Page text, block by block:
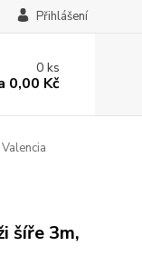
Přihlášení
0ks
0,00 Kč
šíře 3m,